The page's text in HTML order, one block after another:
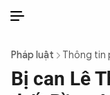
THỜI SỰ
Pháp luật Thông tin
Bị can Lê